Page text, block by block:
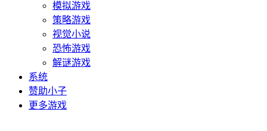
模拟游戏
策略游戏
视觉小说
恐怖游戏
解谜游戏
系统
赞助小子
更多游戏